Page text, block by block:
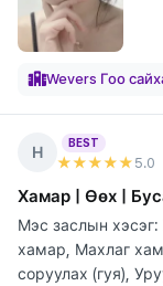
Wevers Гоо
Н
BEST
★★★★★ 5.0
Хамар | Өөх |
Мэс заслын
хамар, Махлаг